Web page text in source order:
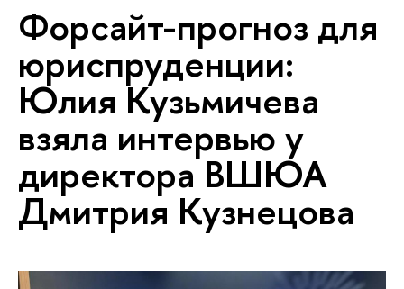
Форсайт-прогноз для
юриспруденции:
Юлия Кузьмичева
взяла интервью у
директора ВШЮА
Дмитрия Кузнецова